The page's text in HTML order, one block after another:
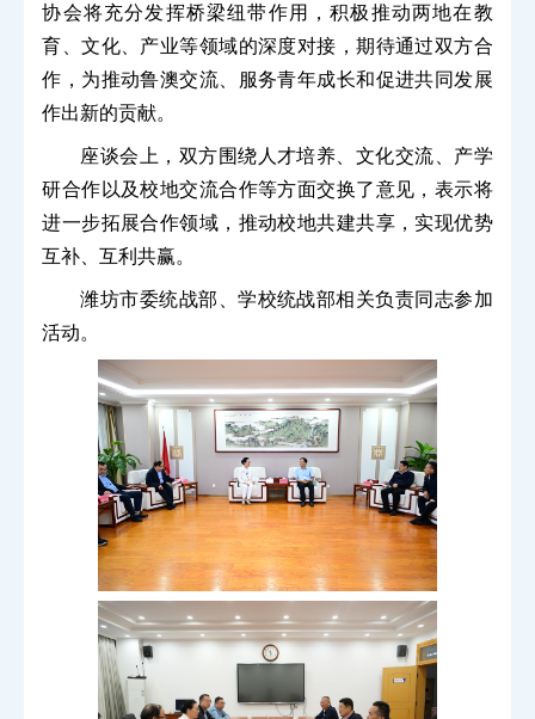
协会将充分发挥桥梁纽带作用，积极推动两地在教
育、文化、产业等领域的深度对接，期待通过双方合
作，为推动鲁澳交流、服务青年成长和促进共同发展
作出新的贡献。
座谈会上，双方围绕人才培养、文化交流、产学
研合作以及校地交流合作等方面交换了意见，表示将
进一步拓展合作领域，推动校地共建共享，实现优势
互补、互利共赢。
潍坊市委统战部、学校统战部相关负责同志参加
活动。